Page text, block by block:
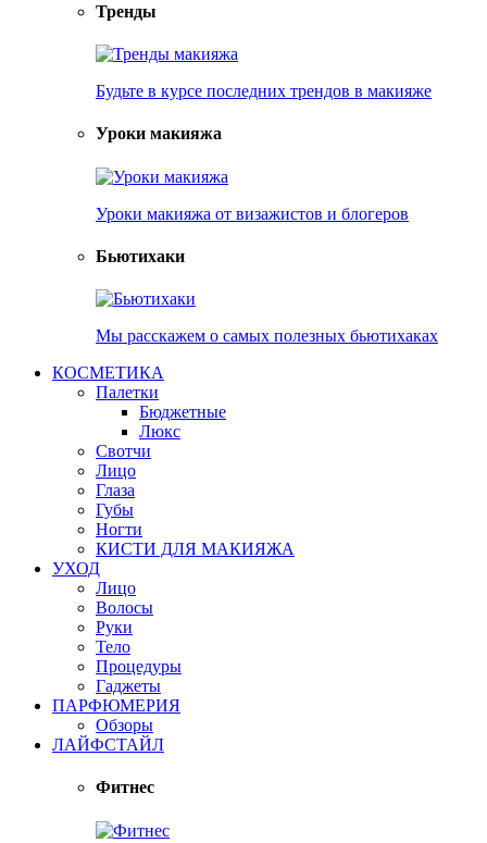
Тренды
Будьте в курсе последних трендов в макияже
Уроки макияжа
Уроки макияжа от визажистов и блогеров
Бьютихаки
Мы расскажем о самых полезных бьютихаках
КОСМЕТИКА
Палетки
Бюджетные
Люкс
Свотчи
Лицо
Глаза
Губы
Ногти
КИСТИ ДЛЯ МАКИЯЖА
УХОД
Лицо
Волосы
Руки
Тело
Процедуры
Гаджеты
ПАРФЮМЕРИЯ
Обзоры
ЛАЙФСТАЙЛ
Фитнес